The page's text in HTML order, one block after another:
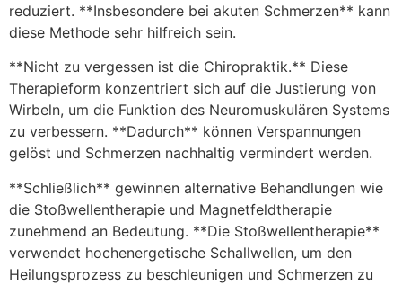
reduziert. **Insbesondere bei akuten Schmerzen** kann
diese Methode sehr hilfreich sein.
**Nicht zu vergessen ist die Chiropraktik.** Diese
Therapieform konzentriert sich auf die Justierung von
Wirbeln, um die Funktion des Neuromuskulären Systems
zu verbessern. **Dadurch** können Verspannungen
gelöst und Schmerzen nachhaltig vermindert werden.
**Schließlich** gewinnen alternative Behandlungen wie
die Stoßwellentherapie und Magnetfeldtherapie
zunehmend an Bedeutung. **Die Stoßwellentherapie**
verwendet hochenergetische Schallwellen, um den
Heilungsprozess zu beschleunigen und Schmerzen zu